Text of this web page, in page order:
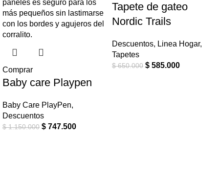
Comprar
Baby care Playpen
Baby Care PlayPen,
Descuentos
$1.150.000 $ 747.500
Tapete de gateo
Nordic Trails
Descuentos, Linea Hogar,
Tapetes
$650.000 $ 585.000